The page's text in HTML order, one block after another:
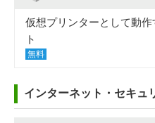
仮想プリンターとして動
ト
無料
インターネット・セキュ